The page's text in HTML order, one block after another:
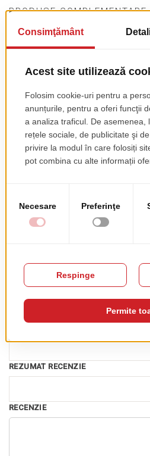
PRODUSE COMPLEMENTARE
Incalzitoare Terasa
Recenzia ta
PSEUDONIM
REZUMAT RECENZIE
RECENZIE